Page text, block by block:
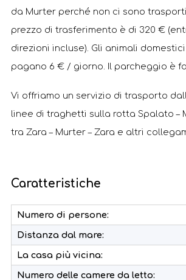
da Murter perché non ci sono
prezzo di trasferimento è di 320 €
direzioni incluse). Gli animali
pagano 6 € / giorno. Il parcheggio è
Vi offriamo un servizio di trasporto
linee di traghetti sulla rotta Spalato –
tra Zara – Murter – Zara e altri
Caratteristiche
Numero di persone:
Distanza dal mare:
La casa più vicina:
Numero delle camere da letto: